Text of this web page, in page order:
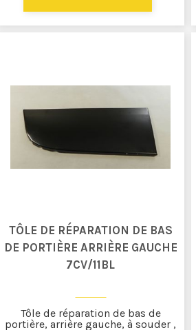
TÔLE DE RÉPARATION DE BAS
DE PORTIÈRE ARRIÈRE GAUCHE
7CV/11BL
Tôle de réparation de bas de
portière, arrière gauche, à souder ,